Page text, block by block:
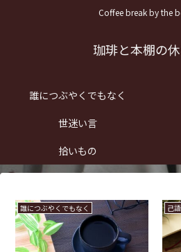
Coffee break by the
珈琲と本棚の
誰につぶやくでもなく
世迷い言
拾いもの
誰につぶやくでもなく 己